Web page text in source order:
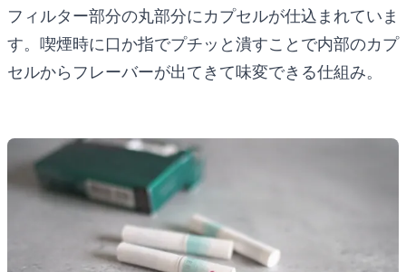
フィルター部分の丸部分にカプセルが仕込まれていま
す。喫煙時に口か指でプチッと潰すことで内部のカプ
セルからフレーバーが出てきて味変できる仕組み。